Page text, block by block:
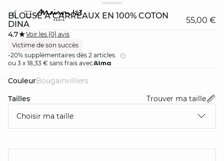
BLOUSE À CARREAUX EN 100% COTON
DINA
55,00 €
4.7
Voir les {0} avis
Victime de son succès
-20% supplémentaires dès 2 articles.
ou 3 x 18,33 € sans frais avec
Couleur
bougainvilliers
Tailles
Trouver ma taille
Choisir ma taille